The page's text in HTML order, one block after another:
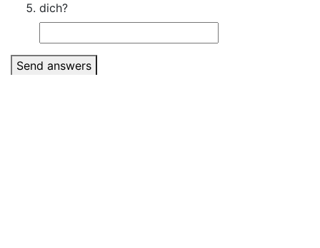
dich?
Send answers